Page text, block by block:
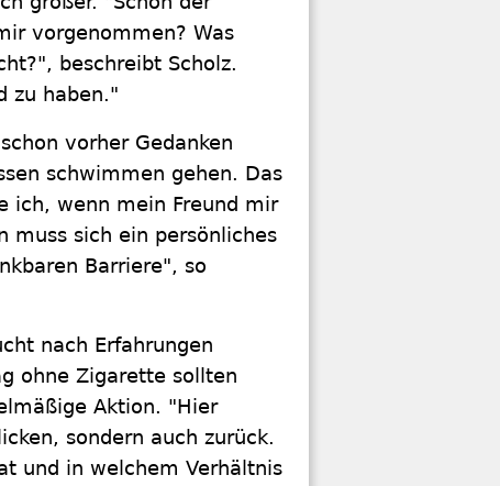
vorgenommen? Was
beschreibt Scholz.
zu haben."
vorher Gedanken
schwimmen gehen. Das
ich, wenn mein Freund mir
muss sich ein persönliches
Barriere", so
nach Erfahrungen
ohne Zigarette sollten
Aktion. "Hier
sondern auch zurück.
und in welchem Verhältnis